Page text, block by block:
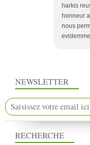
harkis
honneur
nous
NEWSLETTER
RECHERCHE